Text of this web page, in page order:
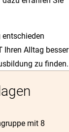
Ihren Alltag besser
zu finden.
mit 8